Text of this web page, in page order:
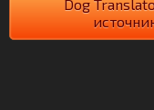
Dog